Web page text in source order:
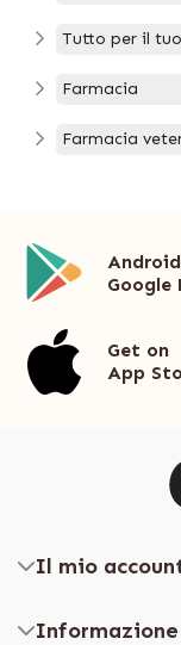
Tutto per il
Farmacia
Farmacia
Google
Get on
App
Il mio
Informazione